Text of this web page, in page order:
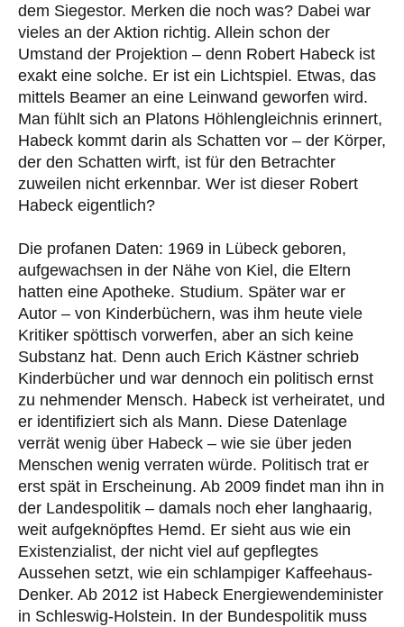
dem Siegestor. Merken die noch was? Dabei war
vieles an der Aktion richtig. Allein schon der
Umstand der Projektion – denn Robert Habeck ist
exakt eine solche. Er ist ein Lichtspiel. Etwas, das
mittels Beamer an eine Leinwand geworfen wird.
Man fühlt sich an Platons Höhlengleichnis erinnert,
Habeck kommt darin als Schatten vor – der Körper,
der den Schatten wirft, ist für den Betrachter
zuweilen nicht erkennbar. Wer ist dieser Robert
Habeck eigentlich?
Die profanen Daten: 1969 in Lübeck geboren,
aufgewachsen in der Nähe von Kiel, die Eltern
hatten eine Apotheke. Studium. Später war er
Autor – von Kinderbüchern, was ihm heute viele
Kritiker spöttisch vorwerfen, aber an sich keine
Substanz hat. Denn auch Erich Kästner schrieb
Kinderbücher und war dennoch ein politisch ernst
zu nehmender Mensch. Habeck ist verheiratet, und
er identifiziert sich als Mann. Diese Datenlage
verrät wenig über Habeck – wie sie über jeden
Menschen wenig verraten würde. Politisch trat er
erst spät in Erscheinung. Ab 2009 findet man ihn in
der Landespolitik – damals noch eher langhaarig,
weit aufgeknöpftes Hemd. Er sieht aus wie ein
Existenzialist, der nicht viel auf gepflegtes
Aussehen setzt, wie ein schlampiger Kaffeehaus-
Denker. Ab 2012 ist Habeck Energiewendeminister
in Schleswig-Holstein. In der Bundespolitik muss